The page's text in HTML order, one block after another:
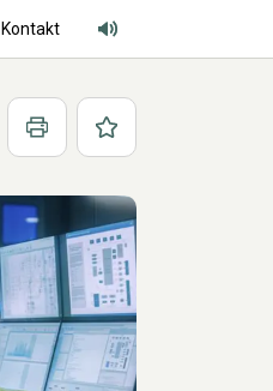
Kontakt
Adgang for alle lyd
Print Favoritter